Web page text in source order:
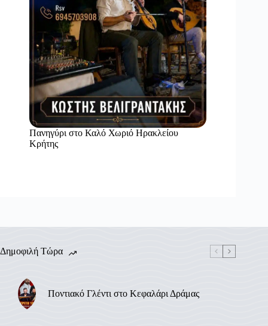
Πανηγύρι στο Καλό Χωριό Ηρακλείου
Κρήτης
Δημοφιλή Τώρα
Ποντιακό Γλέντι στο Κεφαλάρι Δράμας